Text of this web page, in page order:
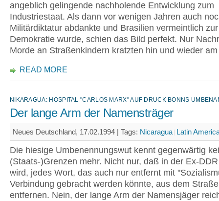
angeblich gelingende nachholende Entwicklung zum
Industriestaat. Als dann vor wenigen Jahren auch
Militärdiktatur abdankte und Brasilien vermeintlich zur
Demokratie wurde, schien das Bild perfekt. Nur
Morde an Straßenkindern kratzten hin und wieder
READ MORE
NIKARAGUA: HOSPITAL "CARLOS MARX" AUF DRUCK BONNS
Der lange Arm der Namensträger
Neues Deutschland, 17.02.1994 | Tags: Nicaragua Latin
Die hiesige Umbenennungswut kennt gegenwärtig
(Staats-)Grenzen mehr. Nicht nur, daß in der Ex-
wird, jedes Wort, das auch nur entfernt mit
Verbindung gebracht werden könnte, aus dem
entfernen. Nein, der lange Arm der Namensjäger